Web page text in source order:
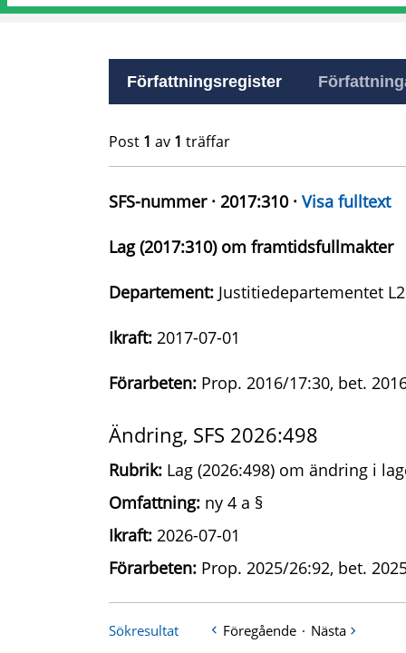
Författningsregister
Post 1 av 1 träffar
SFS-nummer · 2017:310 · Visa fulltext
Lag (2017:310) om framtidsfullmakter
Departement: Justitiedepartementet L2
Ikraft: 2017-07-01
Förarbeten: Prop. 2016/17:30, bet.
Ändring, SFS 2026:498
Rubrik: Lag (2026:498) om ändring i
Omfattning: ny 4 a §
Ikraft: 2026-07-01
Förarbeten: Prop. 2025/26:92, bet.
Sökresultat Föregående · Nästa